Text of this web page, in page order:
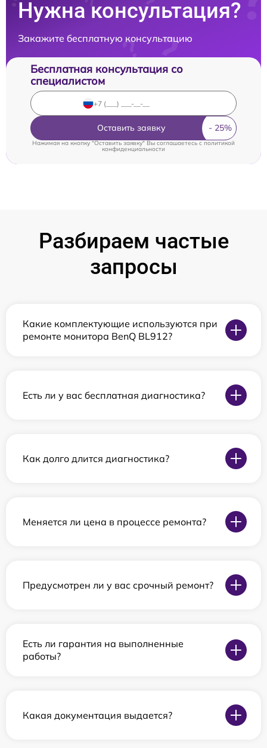
Нужна консультация?
Закажите бесплатную консультацию
Бесплатная консультация со
специалистом
Оставить заявку
Нажимая на кнопку "Оставить заявку" Вы соглашаетесь cполитикой
конфиденциальности
Разбираем частые
запросы
Какие комплектующие используются при
ремонте монитора BenQ BL912?
Есть ли у вас бесплатная диагностика?
Как долго длится диагностика?
Меняется ли цена в процессе ремонта?
Предусмотрен ли у вас срочный ремонт?
Есть ли гарантия на выполненные
работы?
Какая документация выдается?